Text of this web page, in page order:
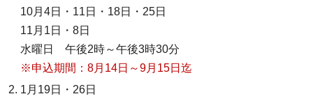
10月4日・11日・18日・25日
11月1日・8日
水曜日 午後2時～午後3時30分
※申込期間：8月14日～9月15日迄
1月19日・26日